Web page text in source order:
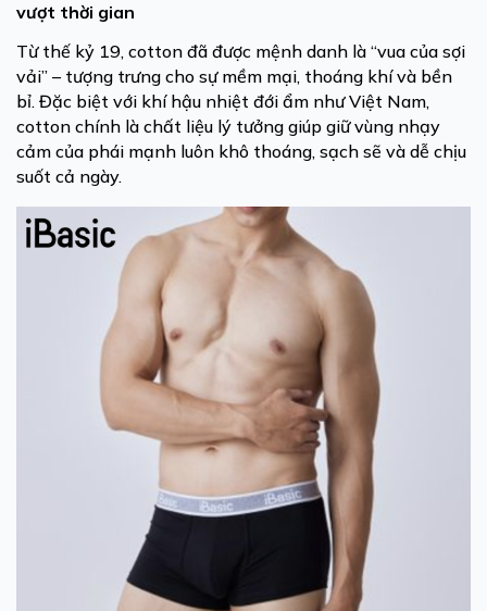
vượt thời gian
Từ thế kỷ 19, cotton đã được mệnh danh là “vua của sợi
vải” – tượng trưng cho sự mềm mại, thoáng khí và bền
bỉ. Đặc biệt với khí hậu nhiệt đới ẩm như Việt Nam,
cotton chính là chất liệu lý tưởng giúp giữ vùng nhạy
cảm của phái mạnh luôn khô thoáng, sạch sẽ và dễ chịu
suốt cả ngày.